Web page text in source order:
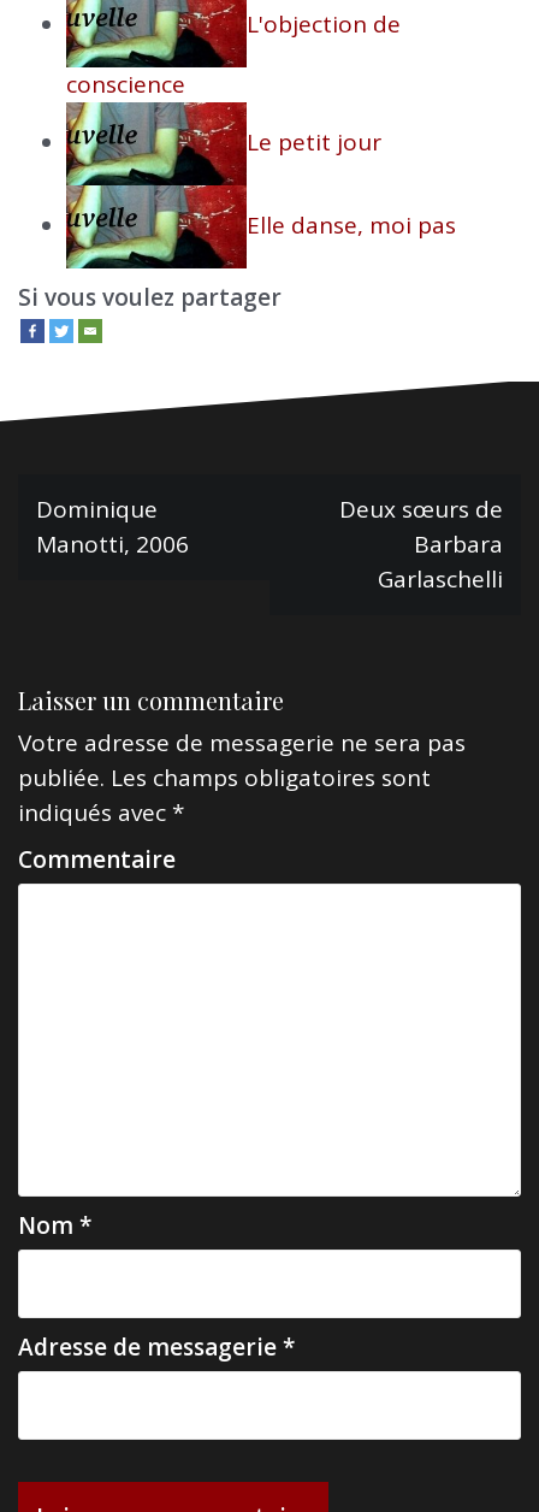
L'objection de
conscience
Le petit jour
Elle danse, moi pas
Si vous voulez partager
N
a
t
i
o
n
i
c
e
Dominique
Manotti, 2006
Deux sœurs de
Barbara
Garlaschelli
Laisser un commentaire
Votre adresse de messagerie ne sera pas
publiée. Les champs obligatoires sont
indiqués avec *
Commentaire
Nom *
Adresse de messagerie*